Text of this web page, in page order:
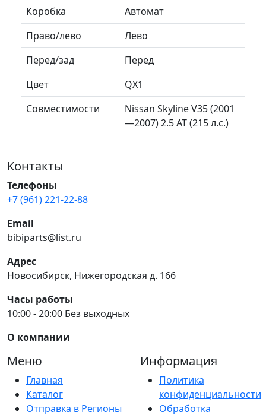
Коробка
Автомат
Право/лево
Лево
Перед/зад
Перед
Цвет
QX1
Совместимости
Nissan Skyline V35 (2001
—2007) 2.5 AT (215 л.с.)
Контакты
Телефоны
+7 (961) 221-22-88
Email
bibiparts@list.ru
Адрес
Новосибирск, Нижегородская д. 166
Часы работы
10:00 - 20:00 Без выходных
О компании
Меню
Главная
Каталог
Отправка в Регионы
Информация
Политика
конфиденциальности
Обработка